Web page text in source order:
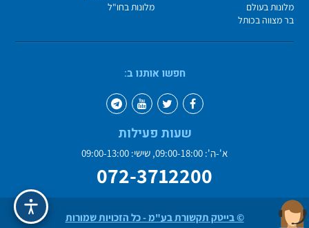
מלונות בעולם
מלונות בחו"ל
בר מצווה בכותל
חפשו אותנו ב:
שעות פעילות
א'-ה': 09:00-18:00, שישי: 09:00-13:00
072-3712200
© בייטק תקשורת בע"מ - כל הזכויות שמורות